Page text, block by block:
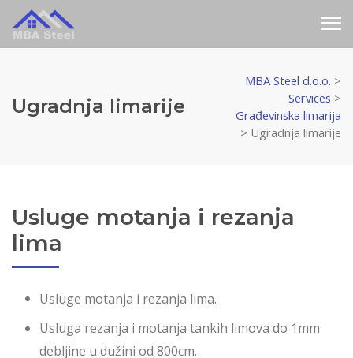
Ugradnja limarije
MBA Steel d.o.o. >
Services >
Građevinska limarija
> Ugradnja limarije
Usluge motanja i rezanja
lima
Usluge motanja i rezanja lima.
Usluga rezanja i motanja tankih limova do 1mm
debljine u dužini od 800cm.